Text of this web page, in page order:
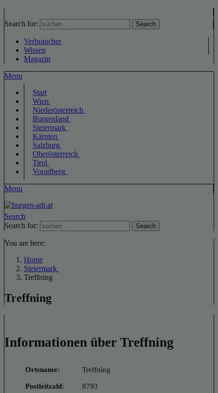
Search for: Search
Verbraucher
Wissen
Magazin
Menu
Start
Wien
Niederösterreich
Burgenland
Steiermark
Kärnten
Salzburg
Oberösterreich
Tirol
Vorarlberg
Menu
Search
Search for:
Search
You are here:
Home
Steiermark
Treffning
Treffning
Informationen über Treffning
Ortsname: Treffning
Postleitzahl: 8793